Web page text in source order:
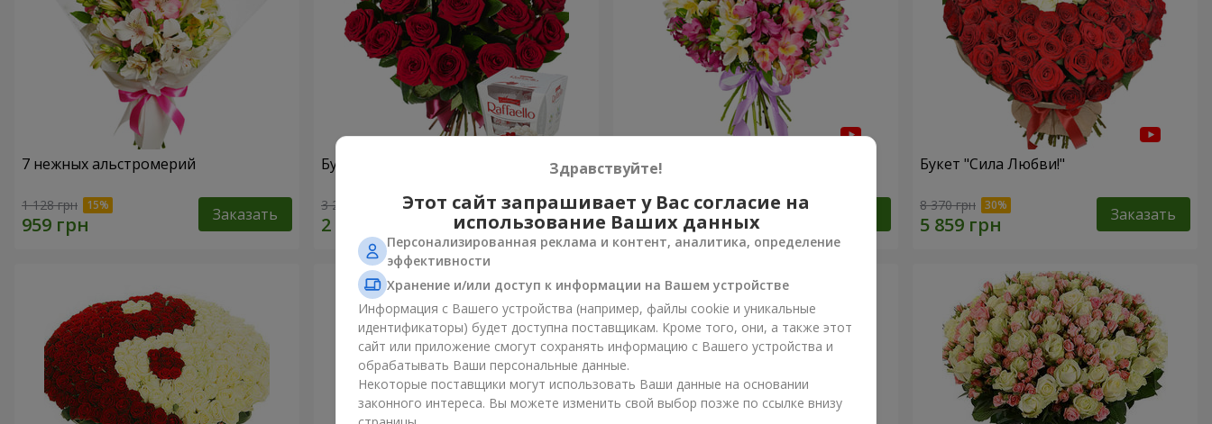
7 нежных альстромерий
1 128 грн Заказать
Букет "В День рождения, с любовью!"
3 229 грн Заказать
Букет "Сказка для двоих!"
1 666 грн
Букет "Сила Любви!"
8 370 грн Заказать
Здравствуйте!
Этот сайт запрашивает у Вас согласие на
использование Ваших данных
Персонализированная реклама и контент, аналитика, определение
эффективности
Хранение и/или доступ к информации на Вашем устройстве
Информация с Вашего устройства (например, файлы cookie и уникальные
идентификаторы) будет доступна поставщикам. Кроме того, они, а также этот
сайт или приложение смогут сохранять информацию с Вашего устройства и
обрабатывать Ваши персональные данные.
Некоторые поставщики могут использовать Ваши данные на основании
законного интереса. Вы можете изменить свой выбор позже по ссылке внизу